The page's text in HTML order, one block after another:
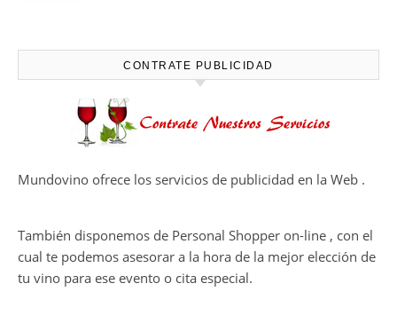
HARMONY COLLECTION
CONTRATE PUBLICIDAD
Mundovino ofrece los servicios de publicidad en la Web .
También disponemos de Personal Shopper on-line , con el
cual te podemos asesorar a la hora de la mejor elección de
tu vino para ese evento o cita especial.